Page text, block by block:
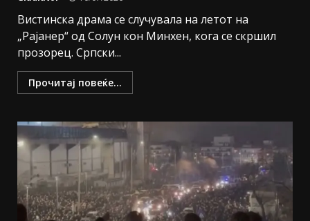
Вистинска драма се случувала на летот на
„Рајанер“ од Солун кон Минхен, кога се скршил
прозорец. Српски...
Прочитај повеќе...